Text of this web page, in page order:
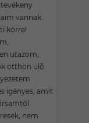
vannak.
körrel
utazom,
otthon ülő
igényes, amit
nem